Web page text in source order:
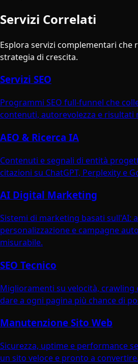
Servizi Correlati
Esplora servizi complementari che
strategia di crescita.
Servizi SEO
Programmi SEO full-funnel che
contenuti, autorevolezza e risultati
AEO & Ricerca IA
Contenuti e segnali di entità
citazioni su ChatGPT, Perplexity e
AI Digital Marketing
Sistemi di marketing basati sull'AI:
personalizzazione e campagne
misurabile.
SEO Tecnico
Miglioramenti su velocità, crawling
dare a ogni pagina più chance di
Manutenzione Sito Web
Sicurezza, uptime e performance
un sito veloce e pronto a convertire.